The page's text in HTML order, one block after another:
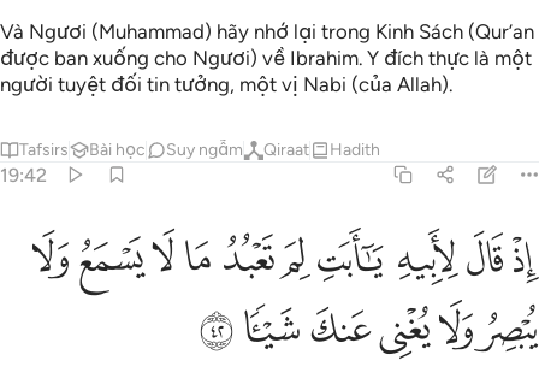
Và Ngươi (Muhammad) hãy nhớ lại trong Kinh Sách (Qur’an
được ban xuống cho Ngươi) về Ibrahim. Y đích thực là một
người tuyệt đối tin tưởng, một vị Nabi (của Allah).
Tafsirs Bài học Suy ngẫm Qiraat Hadith
19:42
اذ قال لابيه يا ابت لم تعبد ما لا يسمع ولا يبصر ولا يغني عنك شييا ٤٢
إِذْ قَالَ لِأَبِيهِ يَـٰٓأَبَتِ لِمَ تَعْبُدُ مَا لَا يَسْمَعُ وَلَا يُبْصِرُ وَلَا يُغْنِى عَنكَ شَيْـًۭٔا ٤٢
ﱡﱢﱣ ﱤﱥﱦﱧﱨﱩﱪ
ﱫﱬﱭﱮﱯﱰ